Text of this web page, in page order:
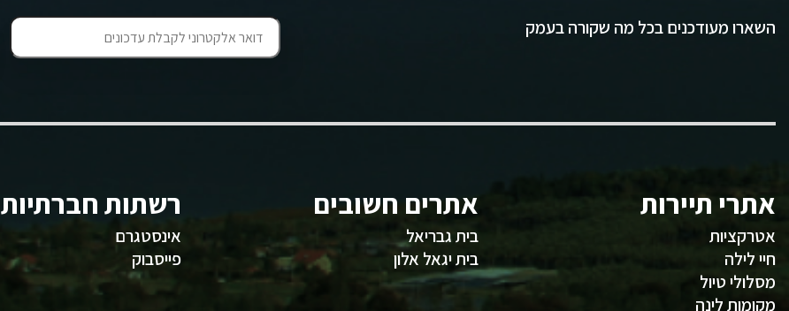
השארו מעודכנים בכל מה שקורה בעמק
אתרי תיירות
אטרקציות
חיי לילה
מסלולי טיול
מקומות לינה
אתרים חשובים
בית גבריאל
בית יגאל אלון
רשתות חברתיות
אינסטגרם
פייסבוק